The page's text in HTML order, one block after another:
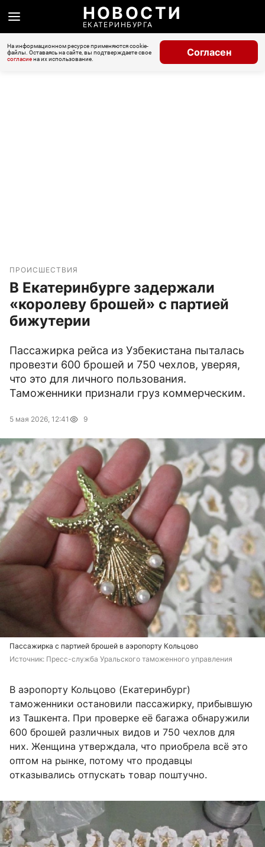
НОВОСТИ
ЕКАТЕРИНБУРГА
На информационном ресурсе применяются cookie-
файлы. Оставаясь на сайте, вы подтверждаете свое
согласиена их использование.
Согласен
ПРОИСШЕСТВИЯ
В Екатеринбурге задержали
«королеву брошей» с партией
бижутерии
Пассажирка рейса из Узбекистана пыталась
провезти 600 брошей и 750 чехлов, уверяя,
что это для личного пользования.
Таможенники признали груз коммерческим.
5 мая 2026, 12:41 9
Пассажирка с партией брошей в аэропорту Кольцово
Источник: Пресс-служба Уральского таможенного управления
В аэропорту Кольцово (Екатеринбург)
таможенники остановили пассажирку, прибывшую
из Ташкента. При проверке её багажа обнаружили
600 брошей различных видов и 750 чехлов для
них. Женщина утверждала, что приобрела всё это
оптом на рынке, потому что продавцы
отказывались отпускать товар поштучно.